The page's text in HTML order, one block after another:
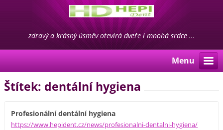
zdravý a krásný úsměv otevírá dveře i mnohá srdce ...
Menu
Štítek: dentální hygiena
Profesionální dentální hygiena
https://www.hepident.cz/news/profesionalni-dentalni-hygiena/